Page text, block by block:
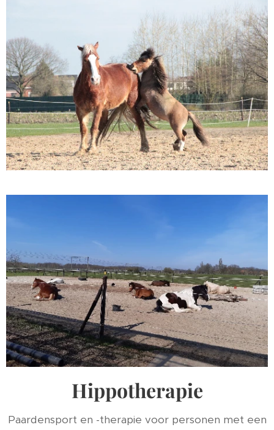
Hippotherapie
Paardensport en -therapie voor personen met een